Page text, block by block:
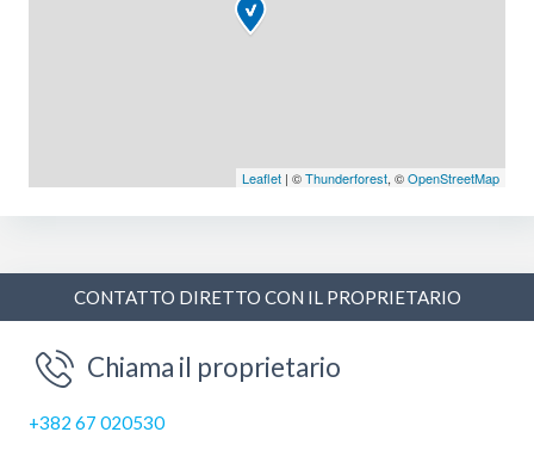
Leaflet | ©Thunderforest, ©OpenStreetMap
CONTATTO DIRETTO CON IL PROPRIETARIO
Chiama il proprietario
+382 67 020530